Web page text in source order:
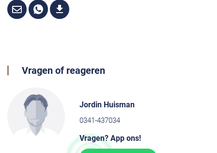
Vragen of reageren
Jordin Huisman
0341-437034
Vragen? App ons!